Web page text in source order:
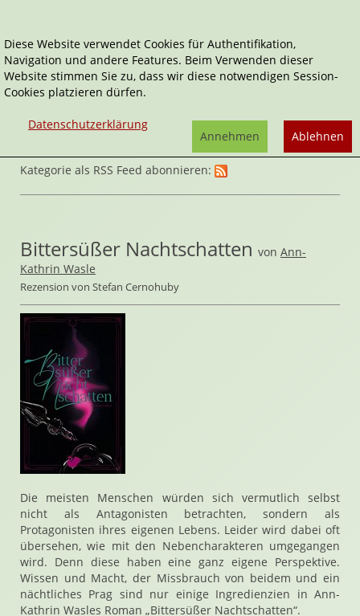
Home Belletristik Horror & Mystery
Kategorie als RSS Feed abonnieren:
Bittersüßer Nachtschatten von Ann-
Kathrin Wasle
Rezension von Stefan Cernohuby
Die meisten Menschen würden sich vermutlich selbst
nicht als Antagonisten betrachten, sondern als
Protagonisten ihres eigenen Lebens. Leider wird dabei oft
übersehen, wie mit den Nebencharakteren umgegangen
wird. Denn diese haben eine ganz eigene Perspektive.
Wissen und Macht, der Missbrauch von beidem und ein
nächtliches Prag sind nur einige Ingredienzien in Ann-
Kathrin Wasles Roman „Bittersüßer Nachtschatten“.
Diese Website verwendet Cookies für Authentifikation,
Navigation und andere Features. Beim Verwenden dieser
Website stimmen Sie zu, dass wir diese notwendigen Session-
Cookies platzieren dürfen.
Datenschutzerklärung
Ablehnen
Annehmen